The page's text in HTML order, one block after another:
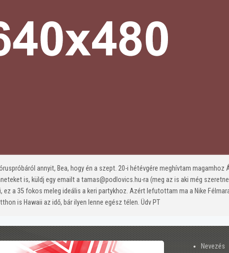
annyit, Bea, hogy én a szept. 20-i hétévgére meghívtam magamhoz
is, küldj egy emailt a tamas@podlovics.hu-ra (meg az is aki még
a 35 fokos meleg ideális a keri partykhoz. Azért lefutottam ma a Nike
is Hawaii az idő, bár ilyen lenne egész télen. Üdv PT
Nevezés